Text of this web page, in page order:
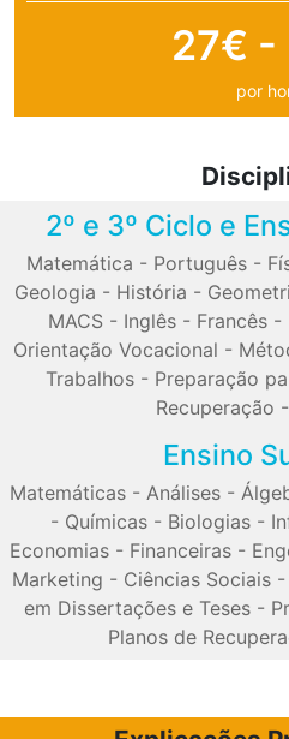
27€ -
por
2º e 3º Ciclo e
Matemática - Português-
Geologia - História -
MACS - Inglês - Francês -
Orientação Vocacional -
Trabalhos - Preparação
Recuperação -
Ensino
Matemáticas - Análises -
- Químicas- Biologias-
Economias- Financeiras-
Marketing - Ciências Sociais -
em Dissertações e Teses -
Planos de